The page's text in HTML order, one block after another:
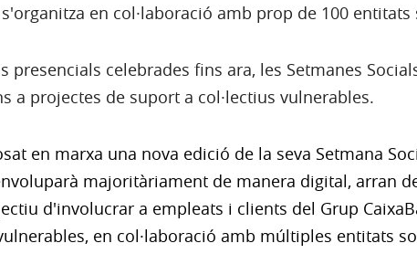
en col·laboració amb prop de 100 entitats
presencials celebrades fins ara, les Setmanes
a projectes de suport a col·lectius vulnerables.
en marxa una nova edició de la seva Setmana
majoritàriament de manera digital, arran
d'involucrar a empleats i clients del Grup
en col·laboració amb múltiples entitats